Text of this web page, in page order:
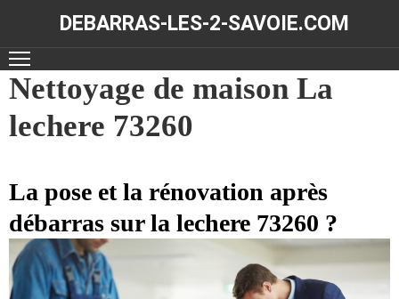
DEBARRAS-LES-2-SAVOIE.COM
ACCUEIL
DÉBARRAS
CONTACT
Nettoyage de maison La
lechere 73260
La pose et la rénovation après
débarras sur la lechere 73260 ?